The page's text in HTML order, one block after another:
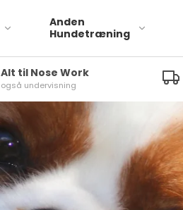
Anden
Hundetræning
Alt til Nose Work
også undervisning